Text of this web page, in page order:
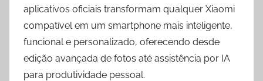
aplicativos oficiais transformam qualquer Xiaomi
compatível em um smartphone mais inteligente,
funcional e personalizado, oferecendo desde
edição avançada de fotos até assistência por IA
para produtividade pessoal.